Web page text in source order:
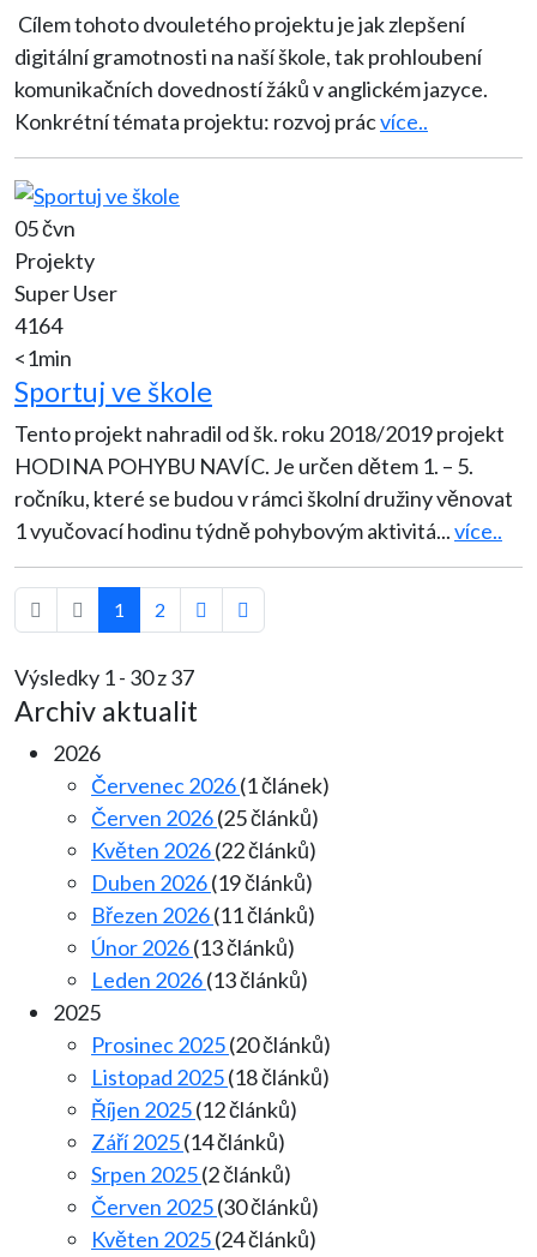
Cílem tohoto dvouletého projektu je jak zlepšení
digitální gramotnosti na naší škole, tak prohloubení
komunikačních dovedností žáků v anglickém jazyce.
Konkrétní témata projektu: rozvoj prácvíce..
05 čvn
Projekty
Super User
4164
<1min
Sportuj ve škole
Tento projekt nahradil od šk. roku 2018/2019 projekt
HODINA POHYBU NAVÍC. Je určen dětem 1. – 5.
ročníku, které se budou v rámci školní družiny věnovat
1 vyučovací hodinu týdně pohybovým aktivitá...více..
1 2
Výsledky 1 - 30 z 37
Archiv aktualit
2026
Červenec 2026(1 článek)
Červen 2026(25 článků)
Květen 2026(22 článků)
Duben 2026(19 článků)
Březen 2026(11 článků)
Únor 2026(13 článků)
Leden 2026(13 článků)
2025
Prosinec 2025(20 článků)
Listopad 2025(18 článků)
Říjen 2025(12 článků)
Září 2025(14 článků)
Srpen 2025(2 článků)
Červen 2025(30 článků)
Květen 2025(24 článků)